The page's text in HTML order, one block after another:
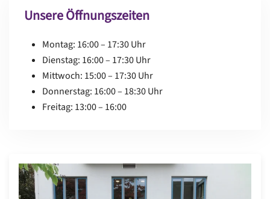
Unsere Öffnungszeiten
Montag: 16:00 – 17:30 Uhr
Dienstag: 16:00 – 17:30 Uhr
Mittwoch: 15:00 – 17:30 Uhr
Donnerstag: 16:00 – 18:30 Uhr
Freitag: 13:00 – 16:00